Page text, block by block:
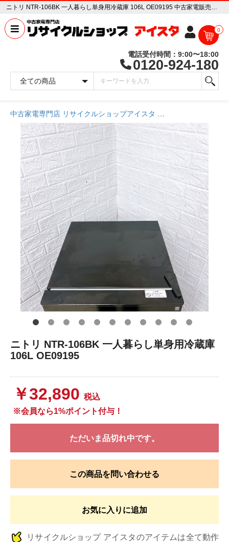
ニトリ NTR-106BK 一人暮らし単身用冷蔵庫 106L OE09195 中古家電販売専門店 リサイクルショップ アイスタ
0
電話受付時間：9:00〜18:00
0120-924-180
中古家電専門店 リサイクルショップアイスタ
ニトリ NTR-106BK 一人暮らし単身用冷蔵庫
106L OE09195
￥32,890 税込
※会員なら1%ポイント付与！
ただいま品切れ中です。
この商品を問い合わせる
お気に入りに追加
リサイクルショップ アイスタのアイテムは全て動作